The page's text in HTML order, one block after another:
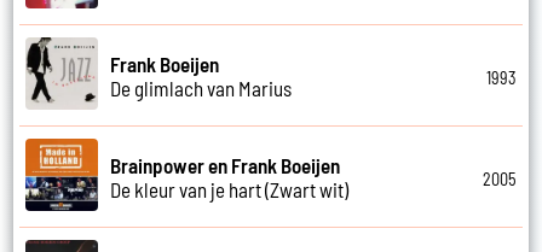
Frank Boeijen
De glimlach van Marius
1993
Brainpower en Frank Boeijen
De kleur van je hart (Zwart wit)
2005